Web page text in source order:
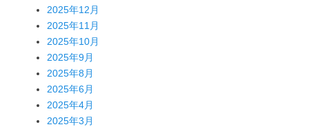
2025年12月
2025年11月
2025年10月
2025年9月
2025年8月
2025年6月
2025年4月
2025年3月